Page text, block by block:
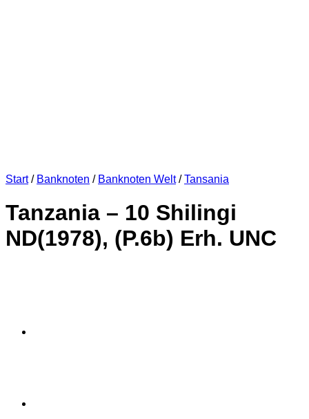
Start / Banknoten / Banknoten Welt / Tansania
Tanzania – 10 Shilingi
ND(1978), (P.6b) Erh. UNC